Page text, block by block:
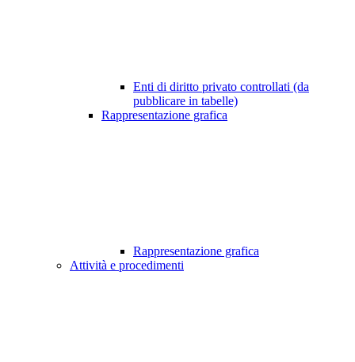
Enti di diritto privato controllati (da
pubblicare in tabelle)
Rappresentazione grafica
Rappresentazione grafica
Attività e procedimenti